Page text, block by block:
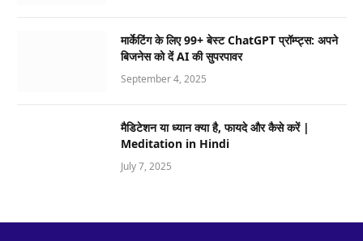
मार्केटिंग के लिए 99+ बेस्ट ChatGPT प्रॉम्प्ट्स: अपने
बिजनेस को दें AI की सुपरपावर
September 4, 2025
मैडिटेशन या ध्यान क्या है, फायदे और कैसे करें |
Meditation in Hindi
July 7, 2025